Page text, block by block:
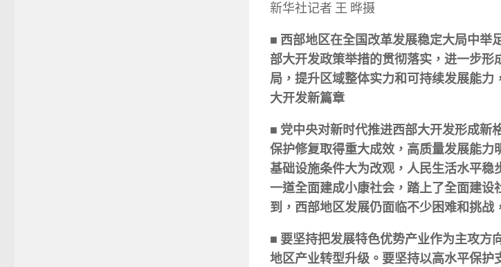
新华社记者 王 晔摄
■ 西部地区在全国改革发展稳定大局中举
部大开发政策举措的贯彻落实，进一步
局，提升区域整体实力和可持续发展能
大开发新篇章
■ 党中央对新时代推进西部大开发形成新
保护修复取得重大成效，高质量发展能力
基础设施条件大为改观，人民生活水平稳
一道全面建成小康社会，踏上了全面建
到，西部地区发展仍面临不少困难和挑战
■ 要坚持把发展特色优势产业作为主攻方
地区产业转型升级。要坚持以高水平保